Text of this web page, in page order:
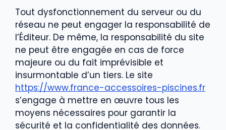
Tout dysfonctionnement du serveur ou du
réseau ne peut engager la responsabilité de
l’Éditeur. De même, la responsabilité du site
ne peut être engagée en cas de force
majeure ou du fait imprévisible et
insurmontable d’un tiers. Le site
https://www.france-accessoires-piscines.fr
s’engage à mettre en œuvre tous les
moyens nécessaires pour garantir la
sécurité et la confidentialité des données.